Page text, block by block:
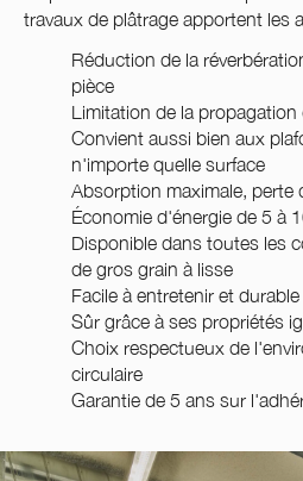
travaux de plâtrage apportent les
Réduction de la
pièce
Limitation de la propagation
Convient aussi bien aux
n'importe quelle surface
Absorption maximale, perte
Économie d'énergie de 5 à
Disponible dans toutes les
de gros grain à lisse
Facile à entretenir et
Sûr grâce à ses propriétés
Choix respectueux de
circulaire
Garantie de 5 ans sur